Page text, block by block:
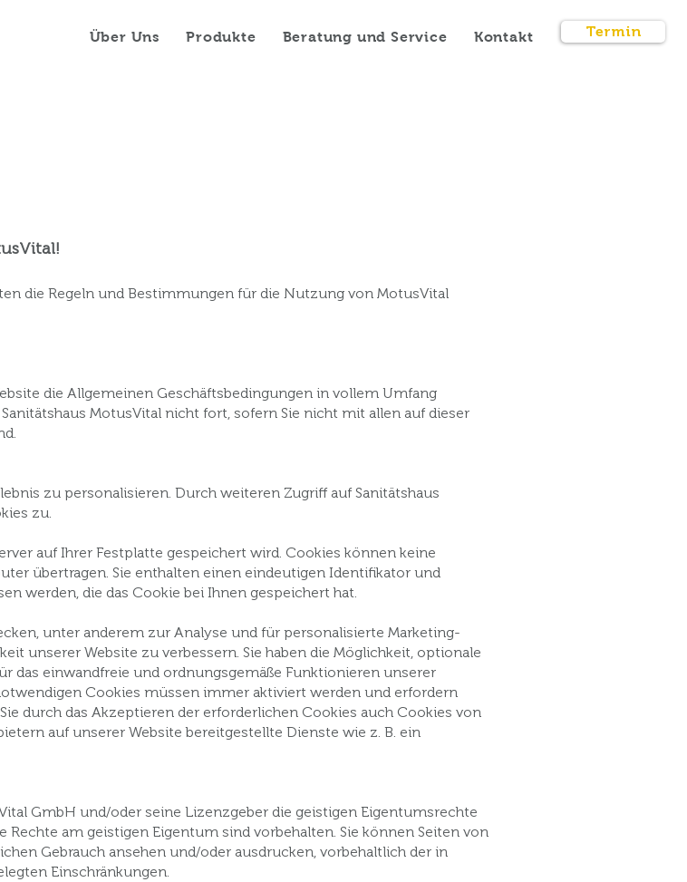
Über Uns Produkte Beratung und Service Kontakt Termin
die Regeln und Bestimmungen für die Nutzung von MotusVital
die Allgemeinen Geschäftsbedingungen in vollem Umfang
MotusVital nicht fort, sofern Sie nicht mit allen auf dieser
zu personalisieren. Durch weiteren Zugriff auf Sanitätshaus
zu.
auf Ihrer Festplatte gespeichert wird. Cookies können keine
übertragen. Sie enthalten einen eindeutigen Identifikator und
werden, die das Cookie bei Ihnen gespeichert hat.
unter anderem zur Analyse und für personalisierte Marketing-
unserer Website zu verbessern. Sie haben die Möglichkeit, optionale
das einwandfreie und ordnungsgemäße Funktionieren unserer
Cookies müssen immer aktiviert werden und erfordern
durch das Akzeptieren der erforderlichen Cookies auch Cookies von
auf unserer Website bereitgestellte Dienste wie z. B. ein
GmbH und/oder seine Lizenzgeber die geistigen Eigentumsrechte
Rechte am geistigen Eigentum sind vorbehalten. Sie können Seiten von
Gebrauch ansehen und/oder ausdrucken, vorbehaltlich der in
Einschränkungen.